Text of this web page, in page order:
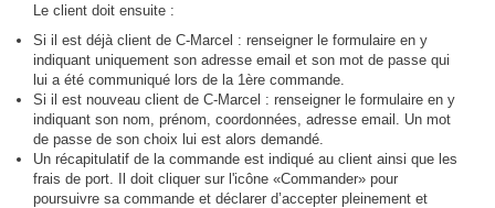
Le client doit ensuite :
Si il est déjà client de C-Marcel : renseigner le formulaire en y
indiquant uniquement son adresse email et son mot de passe qui
lui a été communiqué lors de la 1ère commande.
Si il est nouveau client de C-Marcel : renseigner le formulaire en y
indiquant son nom, prénom, coordonnées, adresse email. Un mot
de passe de son choix lui est alors demandé.
Un récapitulatif de la commande est indiqué au client ainsi que les
frais de port. Il doit cliquer sur l'icône «Commander» pour
poursuivre sa commande et déclarer d’accepter pleinement et